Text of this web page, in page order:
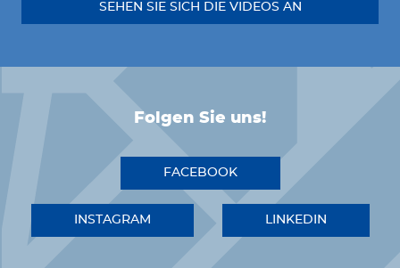
SEHEN SIE SICH DIE VIDEOS AN
Folgen Sie uns!
FACEBOOK
INSTAGRAM LINKEDIN